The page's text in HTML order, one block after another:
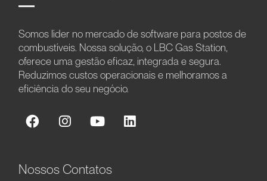
Somos líder no mercado de software para postos de
combustíveis. Nossa solução, o LBC Gas Station,
oferece uma gestão eficaz, integrada e segura.
Reduzimos custos operacionais e melhoramos a
eficiência do seu negócio.
Nossos Contatos